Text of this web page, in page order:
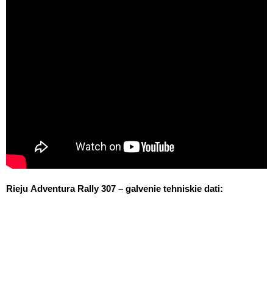
Rieju Adventura Rally 307 – galvenie tehniskie dati: